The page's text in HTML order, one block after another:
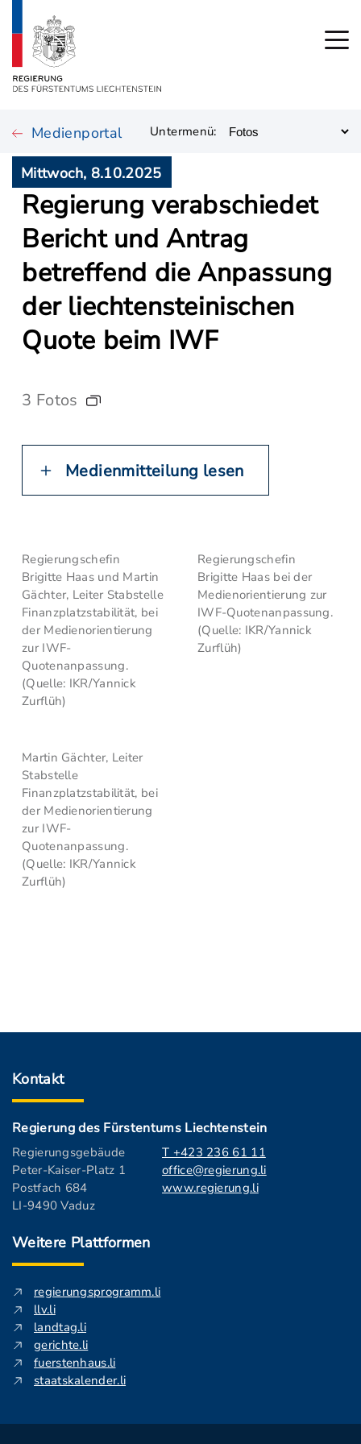
Medienportal Untermenü:
Mittwoch, 8.10.2025
Regierung verabschiedet
Bericht und Antrag
betreffend die Anpassung
der liechtensteinischen
Quote beim IWF
3 Fotos
Medienmitteilung lesen
Regierungschefin
Brigitte Haas und Martin
Gächter, Leiter Stabstelle
Finanzplatzstabilität, bei
der Medienorientierung
zur IWF-
Quotenanpassung.
(Quelle: IKR/Yannick
Zurflüh)
Regierungschefin
Brigitte Haas bei der
Medienorientierung zur
IWF-Quotenanpassung.
(Quelle: IKR/Yannick
Zurflüh)
Martin Gächter, Leiter
Stabstelle
Finanzplatzstabilität, bei
der Medienorientierung
zur IWF-
Quotenanpassung.
(Quelle: IKR/Yannick
Zurflüh)
Kontakt
Regierung des Fürstentums Liechtenstein
Regierungsgebäude
Peter-Kaiser-Platz 1
Postfach 684
LI-9490 Vaduz
T +423 236 61 11
office@regierung.li
www.regierung.li
Weitere Plattformen
regierungsprogramm.li
llv.li
landtag.li
gerichte.li
fuerstenhaus.li
staatskalender.li